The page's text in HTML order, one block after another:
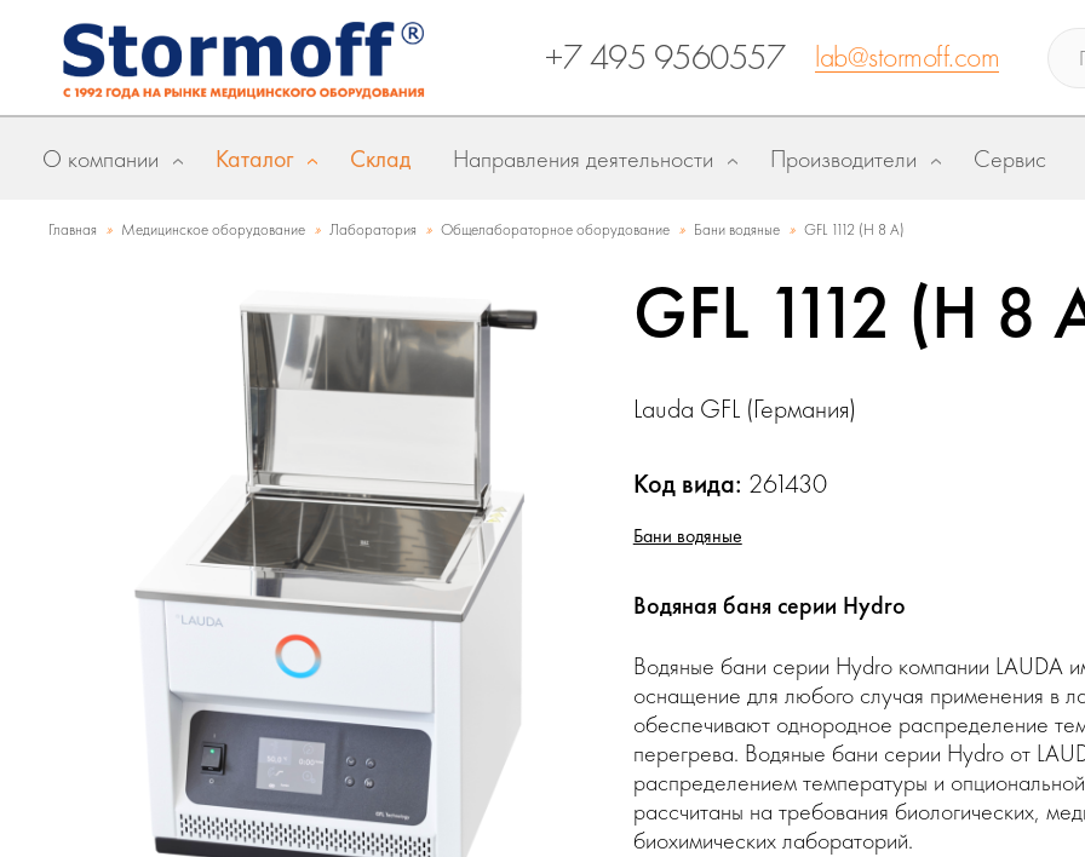
+7 495 9560557 lab@stormoff.com
О компании Каталог Склад Направления деятельности Производители Сервис
Главная » Медицинское оборудование » Лаборатория » Общелабораторное оборудование » Бани водяные » GFL 1112 (H 8 A)
GFL 1112 (H 8
Lauda GFL (Германия)
Код вида: 261430
Бани водяные
Водяная баня серии Hydro
Водяные бани серии Hydro компании LAUDA
оснащение для любого случая применения в
обеспечивают однородное распределение
перегрева. Водяные бани серии Hydro от
распределением температуры и
рассчитаны на требования биологических,
биохимических лабораторий.